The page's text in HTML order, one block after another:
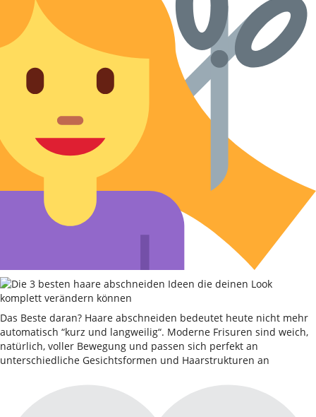
Das Beste daran? Haare abschneiden bedeutet heute nicht mehr
automatisch “kurz und langweilig“. Moderne Frisuren sind weich,
natürlich, voller Bewegung und passen sich perfekt an
unterschiedliche Gesichtsformen und Haarstrukturen an